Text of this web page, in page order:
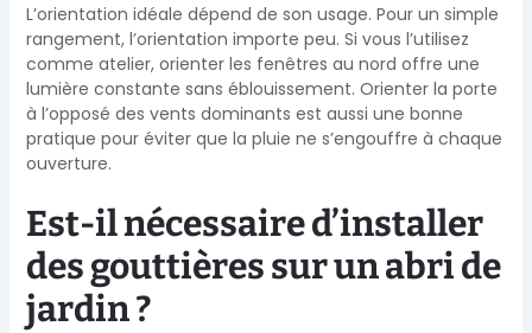
L’orientation idéale dépend de son usage. Pour un simple
rangement, l’orientation importe peu. Si vous l’utilisez
comme atelier, orienter les fenêtres au nord offre une
lumière constante sans éblouissement. Orienter la porte
à l’opposé des vents dominants est aussi une bonne
pratique pour éviter que la pluie ne s’engouffre à chaque
ouverture.
Est-il nécessaire d’installer
des gouttières sur un abri de
jardin ?